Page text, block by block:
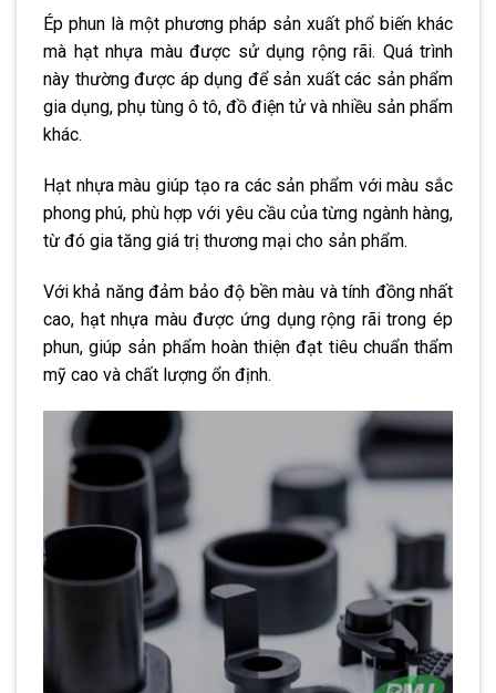
Ép phun là một phương pháp sản xuất phổ biến khác
mà hạt nhựa màu được sử dụng rộng rãi. Quá trình
này thường được áp dụng để sản xuất các sản phẩm
gia dụng, phụ tùng ô tô, đồ điện tử và nhiều sản phẩm
khác.
Hạt nhựa màu giúp tạo ra các sản phẩm với màu sắc
phong phú, phù hợp với yêu cầu của từng ngành hàng,
từ đó gia tăng giá trị thương mại cho sản phẩm.
Với khả năng đảm bảo độ bền màu và tính đồng nhất
cao, hạt nhựa màu được ứng dụng rộng rãi trong ép
phun, giúp sản phẩm hoàn thiện đạt tiêu chuẩn thẩm
mỹ cao và chất lượng ổn định.